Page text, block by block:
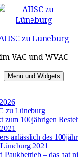
zu Lüneburg
im VAC und WVAC
Menü und Widgets
zu Lüneburg
zum 100jährigen
anlässlich des
2021
Paukbetrieb – das hat